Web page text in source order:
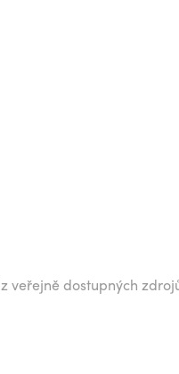
veřejně dostupných